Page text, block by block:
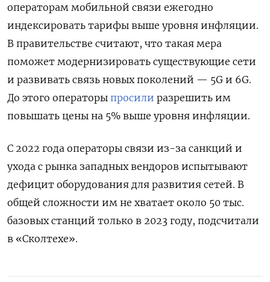
операторам мобильной связи ежегодно
индексировать тарифы выше уровня инфляции.
В правительстве считают, что такая мера
поможет модернизировать существующие сети
и развивать связь новых поколений — 5G и 6G.
До этого операторы просили разрешить им
повышать цены на 5% выше уровня инфляции.
С 2022 года операторы связи из-за санкций и
ухода с рынка западных вендоров испытывают
дефицит оборудования для развития сетей. В
общей сложности им не хватает около 50 тыс.
базовых станций только в 2023 году, подсчитали
в «Сколтехе».